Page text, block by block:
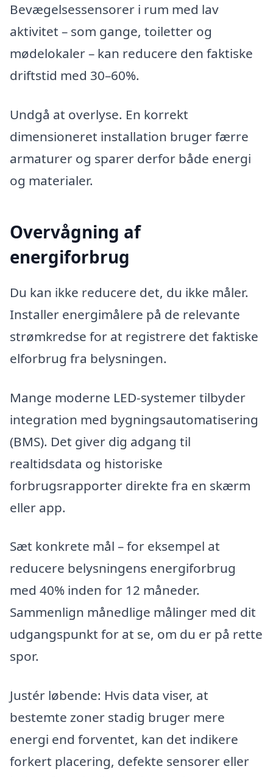
Bevægelsessensorer i rum med lav
aktivitet – som gange, toiletter og
mødelokaler – kan reducere den faktiske
driftstid med 30–60%.
Undgå at overlyse. En korrekt
dimensioneret installation bruger færre
armaturer og sparer derfor både energi
og materialer.
Overvågning af
energiforbrug
Du kan ikke reducere det, du ikke måler.
Installer energimålere på de relevante
strømkredse for at registrere det faktiske
elforbrug fra belysningen.
Mange moderne LED-systemer tilbyder
integration med bygningsautomatisering
(BMS). Det giver dig adgang til
realtidsdata og historiske
forbrugsrapporter direkte fra en skærm
eller app.
Sæt konkrete mål – for eksempel at
reducere belysningens energiforbrug
med 40% inden for 12 måneder.
Sammenlign månedlige målinger med dit
udgangspunkt for at se, om du er på rette
spor.
Justér løbende: Hvis data viser, at
bestemte zoner stadig bruger mere
energi end forventet, kan det indikere
forkert placering, defekte sensorer eller